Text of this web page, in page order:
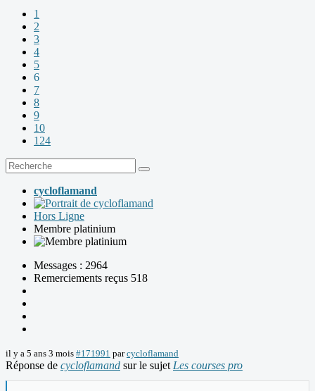
1
2
3
4
5
6
7
8
9
10
124
cycloflamand
Hors Ligne
Membre platinium
Messages : 2964
Remerciements reçus 518
il y a 5 ans 3 mois #171991 parcycloflamand
Réponse de cycloflamand sur le sujet Les courses pro